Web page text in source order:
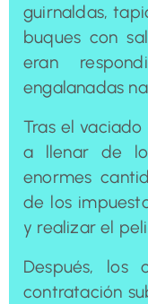
guirnaldas,
buques con
eran
engalanadas
Tras el vaciado
a llenar de
enormes
de los
y realizar el
Después,
contratación